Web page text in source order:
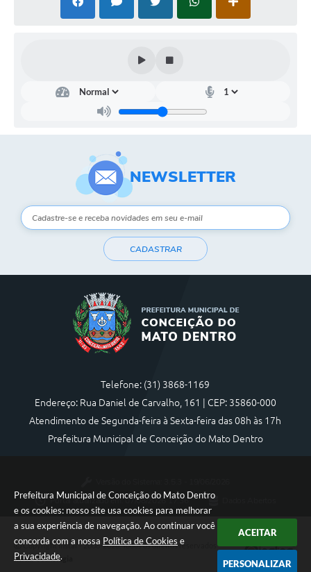
Prefeitura Municipal de Conceição do Mato Dentro
e os cookies: nosso site usa cookies para melhorar
a sua experiência de navegação. Ao continuar você
concorda com a nossa Política de Cookies e
Privacidade.
ACEITAR
PERSONALIZAR
NEWSLETTER
CADASTRAR
Telefone: (31) 3868-1169
Endereço: Rua Daniel de Carvalho, 161 | CEP: 35860-000
Atendimento de Segunda-feira à Sexta-feira das 08h às 17h
Prefeitura Municipal de Conceição do Mato Dentro
Portal atualizado em:07/08/2026 17:36
Copyright Instar - 2006-2026. Todos os direitos reservados -
Instar Tecnologia